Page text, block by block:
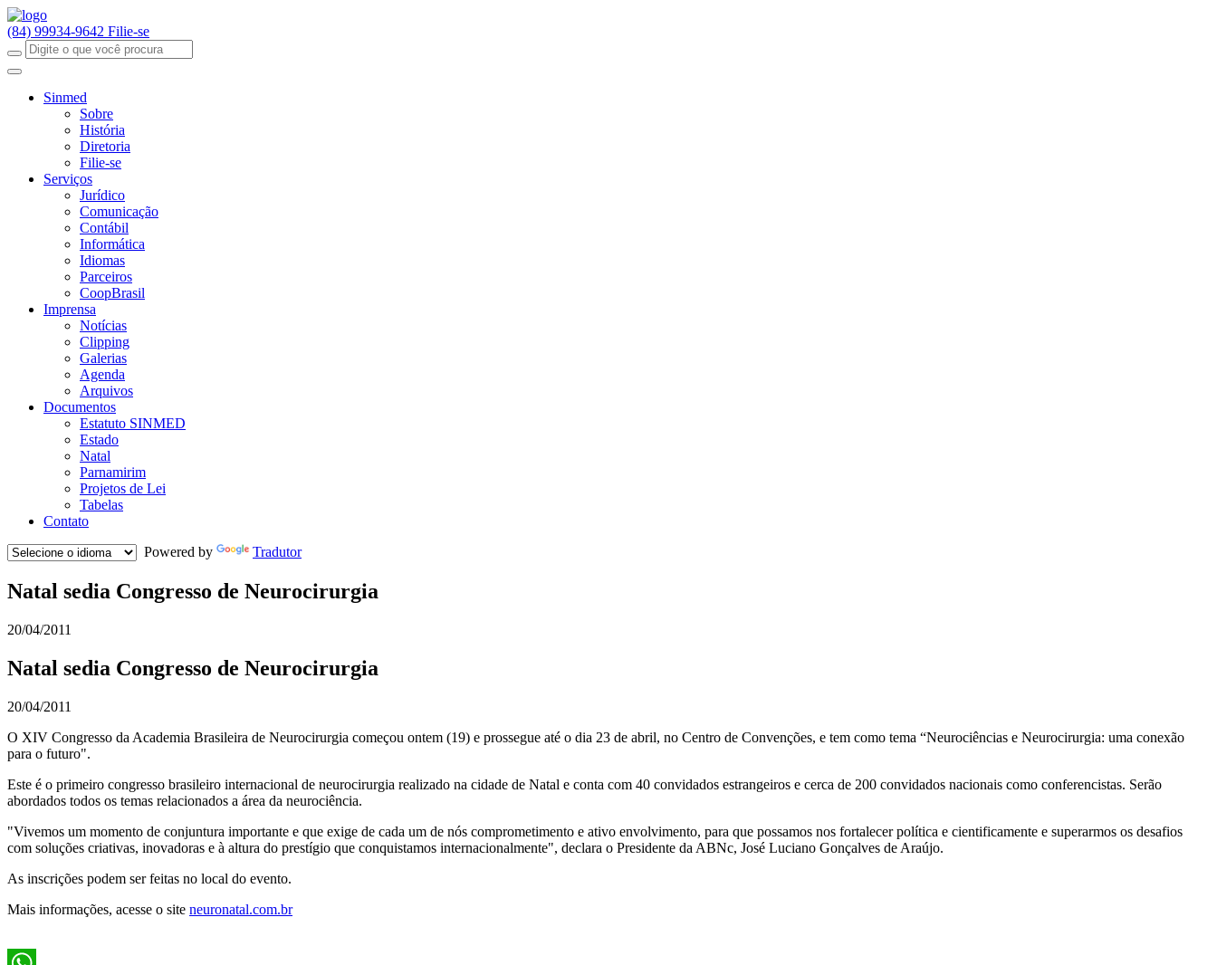
(84) 99934-9642 Filie-se
Sinmed
Sobre
História
Diretoria
Filie-se
Serviços
Jurídico
Comunicação
Contábil
Informática
Idiomas
Parceiros
CoopBrasil
Imprensa
Notícias
Clipping
Galerias
Agenda
Arquivos
Documentos
Estatuto SINMED
Estado
Natal
Parnamirim
Projetos de Lei
Tabelas
Contato
Powered by
Tradutor
Natal sedia Congresso de Neurocirurgia
20/04/2011
Natal sedia Congresso de Neurocirurgia
20/04/2011
O XIV Congresso da Academia Brasileira de Neurocirurgia começou ontem (19) e prossegue até o dia 23 de abril, no Centro de Convenções, e tem como tema “Neurociências e Neurocirurgia: uma conexão
para o futuro".
Este é o primeiro congresso brasileiro internacional de neurocirurgia realizado na cidade de Natal e conta com 40 convidados estrangeiros e cerca de 200 convidados nacionais como conferencistas. Serão
abordados todos os temas relacionados a área da neurociência.
"Vivemos um momento de conjuntura importante e que exige de cada um de nós comprometimento e ativo envolvimento, para que possamos nos fortalecer política e cientificamente e superarmos os desafios
com soluções criativas, inovadoras e à altura do prestígio que conquistamos internacionalmente", declara o Presidente da ABNc, José Luciano Gonçalves de Araújo.
As inscrições podem ser feitas no local do evento.
Mais informações, acesse o site neuronatal.com.br